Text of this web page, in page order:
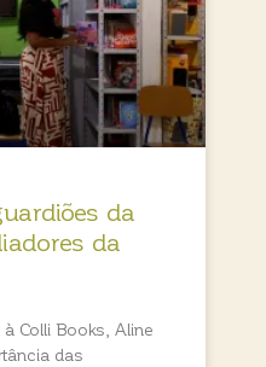
da
da
Colli Books, Aline
das